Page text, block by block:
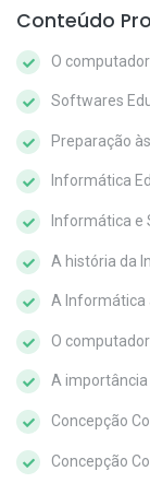
Conteúdo
O
Softwares
Preparação
Informática
Informática e
A história da
A Informática
O
A
Concepção
Concepção